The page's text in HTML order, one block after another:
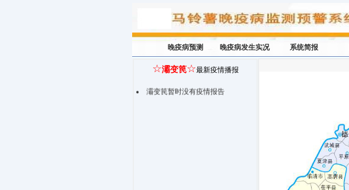
晚疫病预测 晚疫病发生实况 系统简报
☆灞变笢☆最新疫情播报
灞变笢暂时没有疫情报告